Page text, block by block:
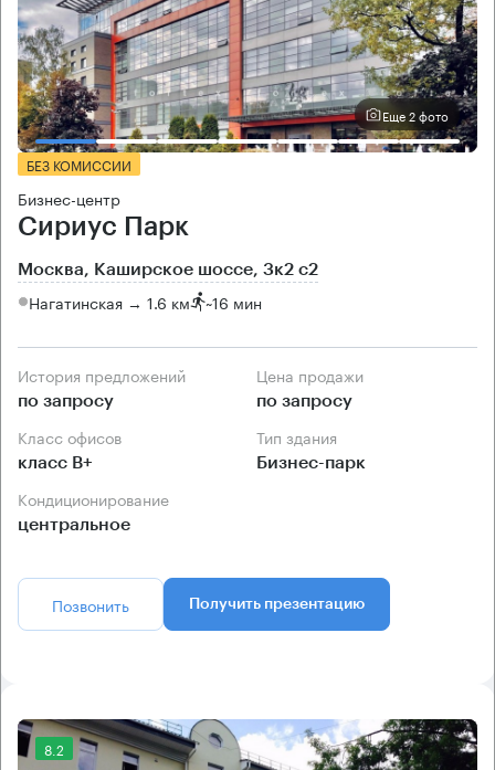
Еще 2 фото
БЕЗ КОМИССИИ
Бизнес-центр
Сириус Парк
Москва, Каширское шоссе, 3к2 с2
Нагатинская → 1.6 км ~16 мин
История предложений
по запросу
Цена продажи
по запросу
Класс офисов
класс B+
Тип здания
Бизнес-парк
Кондиционирование
центральное
Позвонить Получить презентацию
8.2